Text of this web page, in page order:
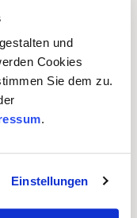
und
Cookies
Sie dem zu.
.
Einstellungen
mit
Telefonisch
oft leichter
und